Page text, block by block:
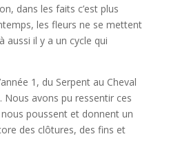
dans les faits c’est plus
les fleurs ne se mettent
il y a un cycle qui
1, du Serpent au Cheval
Nous avons pu ressentir ces
poussent et donnent un
des clôtures, des fins et